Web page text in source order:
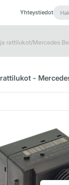
Yhteystiedot
rattilukot/Mercedes
-